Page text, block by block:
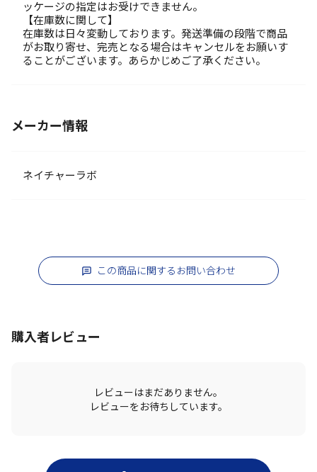
ッケージの指定はお受けできません。
【在庫数に関して】
在庫数は日々変動しております。発送準備の段階で商品
がお取り寄せ、完売となる場合はキャンセルをお願いす
ることがございます。あらかじめご了承ください。
メーカー情報
ネイチャーラボ
この商品に関するお問い合わせ
購入者レビュー
レビューはまだありません。
レビューをお待ちしています。